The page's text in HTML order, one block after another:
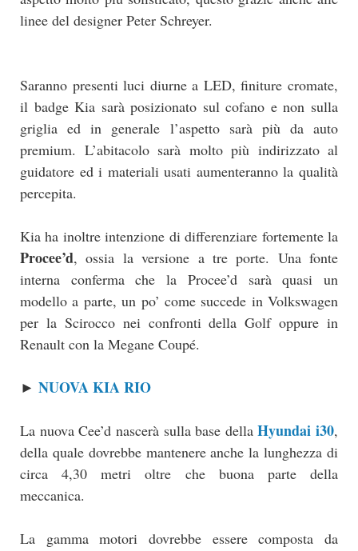
linee del designer Peter Schreyer.
Saranno presenti luci diurne a LED, finiture cromate,
il badge Kia sarà posizionato sul cofano e non sulla
griglia ed in generale l’aspetto sarà più da auto
premium. L’abitacolo sarà molto più indirizzato al
guidatore ed i materiali usati aumenteranno la qualità
percepita.
Kia ha inoltre intenzione di differenziare fortemente la
Procee’d, ossia la versione a tre porte. Una fonte
interna conferma che la Procee’d sarà quasi un
modello a parte, un po’ come succede in Volkswagen
per la Scirocco nei confronti della Golf oppure in
Renault con la Megane Coupé.
► NUOVA KIA RIO
La nuova Cee’d nascerà sulla base dellaHyundai i30,
della quale dovrebbe mantenere anche la lunghezza di
circa 4,30 metri oltre che buona parte della
meccanica.
La gamma motori dovrebbe essere composta da